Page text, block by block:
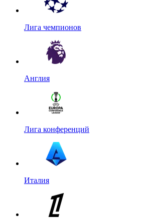
Лига чемпионов
Англия
Лига конференций
Италия